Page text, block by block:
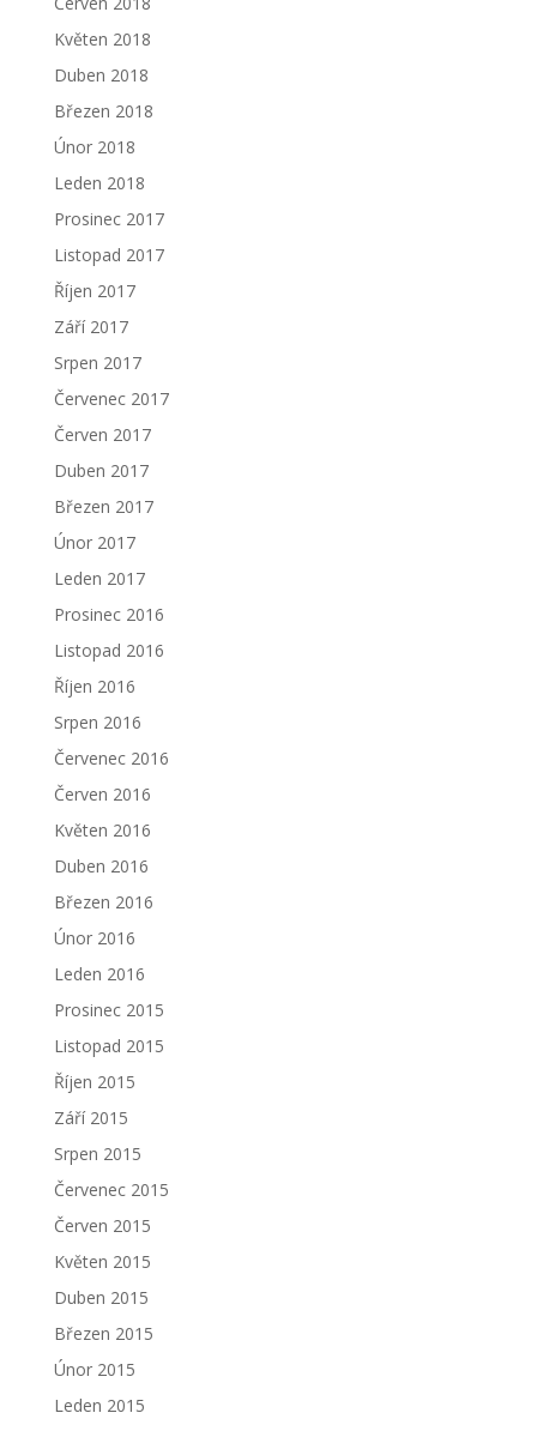
Květen 2018
Duben 2018
Březen 2018
Únor 2018
Leden 2018
Prosinec 2017
Listopad 2017
Říjen 2017
Září 2017
Srpen 2017
Červenec 2017
Červen 2017
Duben 2017
Březen 2017
Únor 2017
Leden 2017
Prosinec 2016
Listopad 2016
Říjen 2016
Srpen 2016
Červenec 2016
Červen 2016
Květen 2016
Duben 2016
Březen 2016
Únor 2016
Leden 2016
Prosinec 2015
Listopad 2015
Říjen 2015
Září 2015
Srpen 2015
Červenec 2015
Červen 2015
Květen 2015
Duben 2015
Březen 2015
Únor 2015
Leden 2015